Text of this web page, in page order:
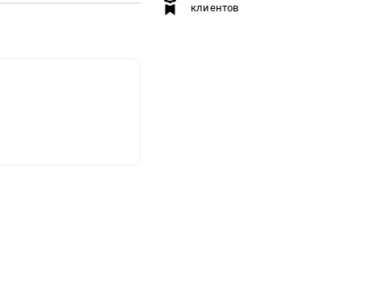
клиентов